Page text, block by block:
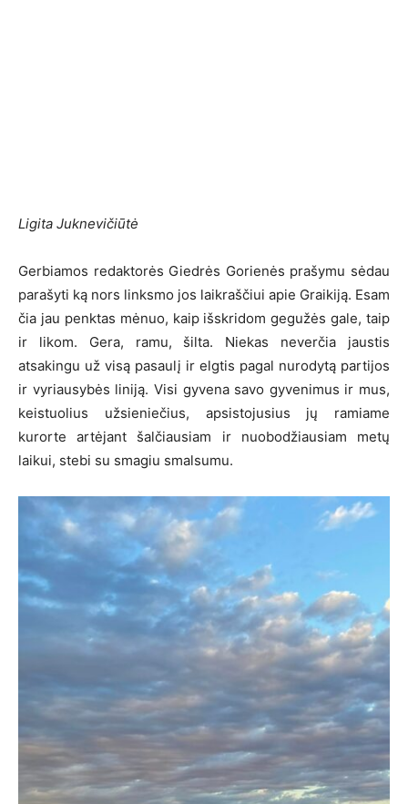
Ligita Juknevičiūtė
Gerbiamos redaktorės Giedrės Gorienės prašymu sėdau
parašyti ką nors linksmo jos laikraščiui apie Graikiją. Esam
čia jau penktas mėnuo, kaip išskridom gegužės gale, taip
ir likom. Gera, ramu, šilta. Niekas neverčia jaustis
atsakingu už visą pasaulį ir elgtis pagal nurodytą partijos
ir vyriausybės liniją. Visi gyvena savo gyvenimus ir mus,
keistuolius užsieniečius, apsistojusius jų ramiame
kurorte artėjant šalčiausiam ir nuobodžiausiam metų
laikui, stebi su smagiu smalsumu.